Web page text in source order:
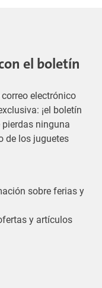
el boletín
electrónico
¡el boletín
pierdas ninguna
de los juguetes
sobre ferias y
y artículos